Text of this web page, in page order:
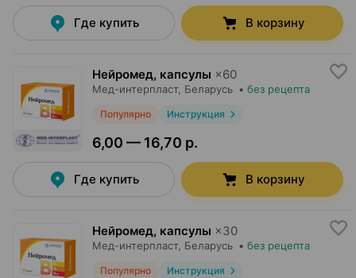
Где купить В корзину
Нейромед, капсулы ×60
Мед-интерпласт, Беларусь • без рецепта
Популярно Инструкция
6,00 — 16,70 р.
Где купить В корзину
Нейромед, капсулы ×30
Мед-интерпласт, Беларусь • без рецепта
Популярно Инструкция